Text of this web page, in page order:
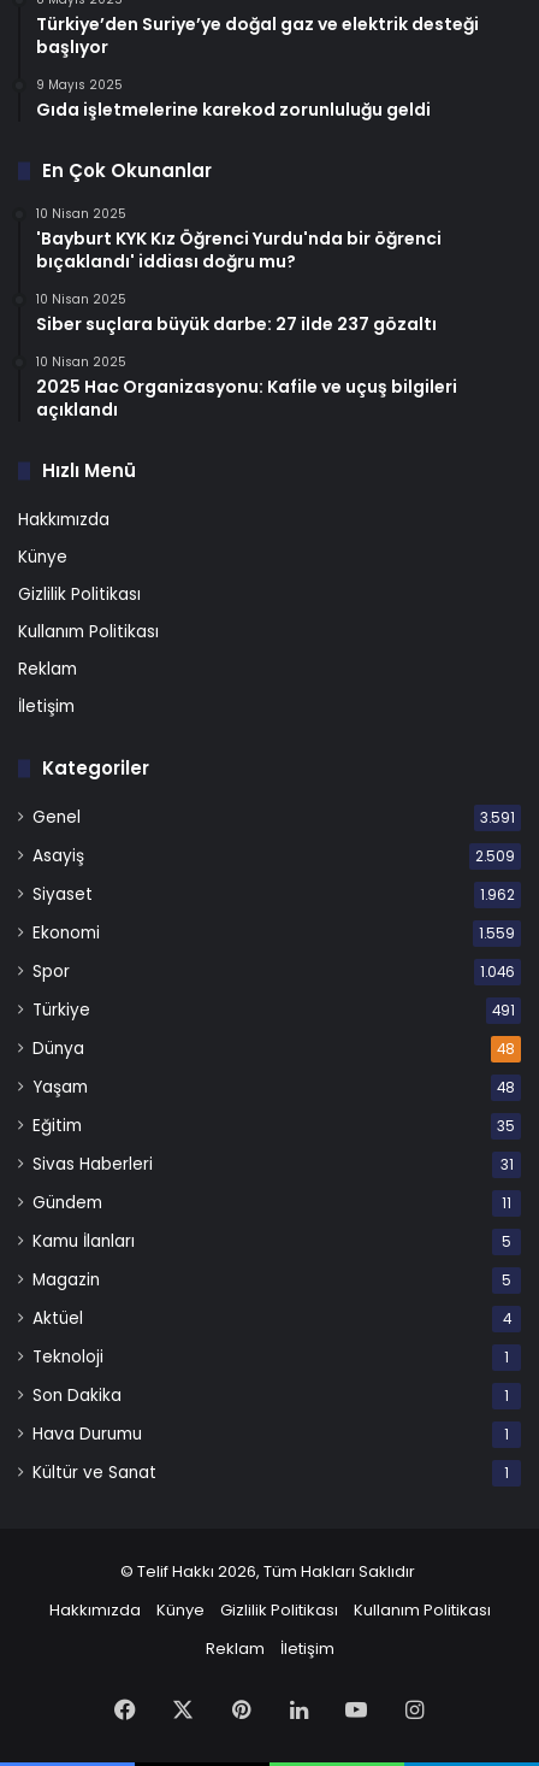
Türkiye’den Suriye’ye doğal gaz ve elektrik desteği
başlıyor
9 Mayıs 2025
Gıda işletmelerine karekod zorunluluğu geldi
En Çok Okunanlar
10 Nisan 2025
'Bayburt KYK Kız Öğrenci Yurdu'nda bir öğrenci
bıçaklandı' iddiası doğru mu?
10 Nisan 2025
Siber suçlara büyük darbe: 27 ilde 237 gözaltı
10 Nisan 2025
2025 Hac Organizasyonu: Kafile ve uçuş bilgileri
açıklandı
Hızlı Menü
Hakkımızda
Künye
Gizlilik Politikası
Kullanım Politikası
Reklam
İletişim
Kategoriler
Genel 3.591
Asayiş 2.509
Siyaset 1.962
Ekonomi 1.559
Spor 1.046
Türkiye 491
Dünya 48
Yaşam 48
Eğitim 35
Sivas Haberleri 31
Gündem 11
Kamu İlanları 5
Magazin 5
Aktüel 4
Teknoloji 1
Son Dakika 1
Hava Durumu 1
Kültür ve Sanat 1
© Telif Hakkı 2026, Tüm Hakları Saklıdır
Hakkımızda
Künye Gizlilik Politikası
Kullanım Politikası
Reklam
İletişim
Facebook PinterestLinkedInYouTubeInstagram